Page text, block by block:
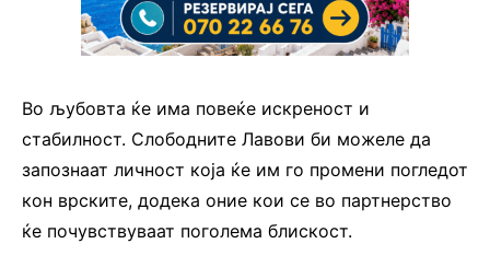
Во љубовта ќе има повеќе искреност и
стабилност. Слободните Лавови би можеле да
запознаат личност која ќе им го промени погледот
кон врските, додека оние кои се во партнерство
ќе почувствуваат поголема блискост.